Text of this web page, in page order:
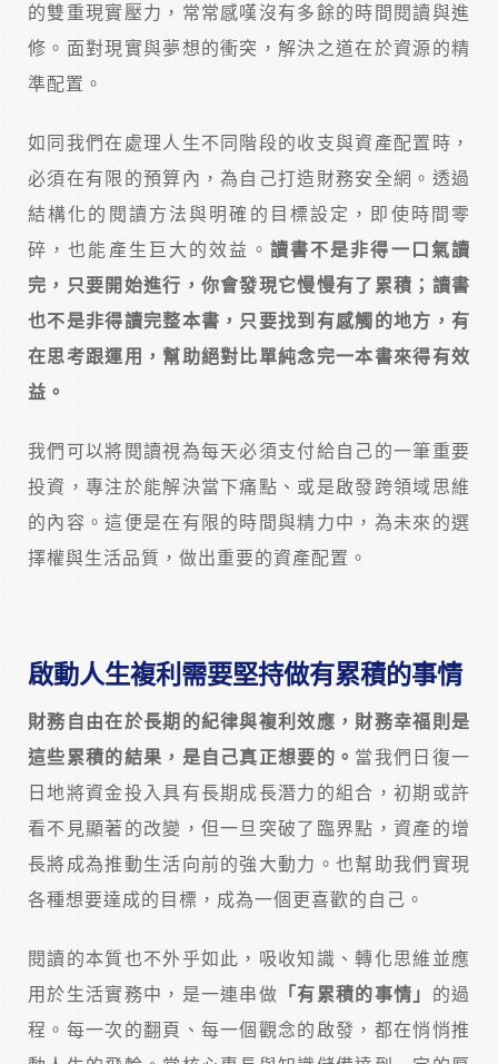
的雙重現實壓力，常常感嘆沒有多餘的時間閱讀與進
修。面對現實與夢想的衝突，解決之道在於資源的精
準配置。
如同我們在處理人生不同階段的收支與資產配置時，
必須在有限的預算內，為自己打造財務安全網。透過
結構化的閱讀方法與明確的目標設定，即使時間零
碎，也能產生巨大的效益。 讀書不是非得一口氣讀
完，只要開始進行，你會發現它慢慢有了累積；讀書
也不是非得讀完整本書，只要找到有感觸的地方，有
在思考跟運用，幫助絕對比單純念完一本書來得有效
益。
我們可以將閱讀視為每天必須支付給自己的一筆重要
投資，專注於能解決當下痛點、或是啟發跨領域思維
的內容。這便是在有限的時間與精力中，為未來的選
擇權與生活品質，做出重要的資產配置。
啟動人生複利需要堅持做有累積的事情
財務自由在於長期的紀律與複利效應，財務幸福則是
這些累積的結果，是自己真正想要的。 當我們日復一
日地將資金投入具有長期成長潛力的組合，初期或許
看不見顯著的改變，但一旦突破了臨界點，資產的增
長將成為推動生活向前的強大動力。也幫助我們實現
各種想要達成的目標，成為一個更喜歡的自己。
閱讀的本質也不外乎如此，吸收知識、轉化思維並應
用於生活實務中，是一連串做 「有累積的事情」 的過
程。每一次的翻頁、每一個觀念的啟發，都在悄悄推